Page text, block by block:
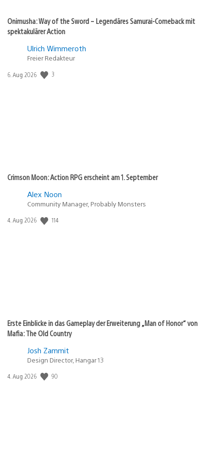
Onimusha: Way of the Sword – Legendäres Samurai-Comeback mit
spektakulärer Action
Ulrich Wimmeroth
Freier Redakteur
Veröffentlichungsdatum:
6. Aug 2026 3
Crimson Moon: Action RPG erscheint am 1. September
Alex Noon
Community Manager, Probably Monsters
Veröffentlichungsdatum:
4. Aug 2026 114
Erste Einblicke in das Gameplay der Erweiterung „Man of Honor“ von
Mafia: The Old Country
Josh Zammit
Design Director, Hangar 13
Veröffentlichungsdatum:
4. Aug 2026 90